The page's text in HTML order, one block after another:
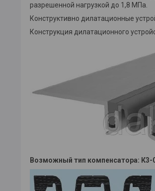
разрешенной нагрузкой до 1,8 МПа.
Конструктивно дилатационные
Конструкция дилатационного
Возможный тип компенсатора: К3-